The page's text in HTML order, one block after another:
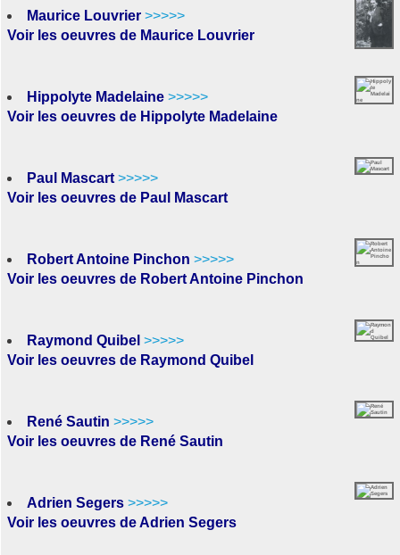
Maurice Louvrier >>>>>
Voir les oeuvres de Maurice Louvrier
Hippolyte Madelaine >>>>>
Voir les oeuvres de Hippolyte Madelaine
Paul Mascart >>>>>
Voir les oeuvres de Paul Mascart
Robert Antoine Pinchon >>>>>
Voir les oeuvres de Robert Antoine Pinchon
Raymond Quibel >>>>>
Voir les oeuvres de Raymond Quibel
René Sautin >>>>>
Voir les oeuvres de René Sautin
Adrien Segers >>>>>
Voir les oeuvres de Adrien Segers